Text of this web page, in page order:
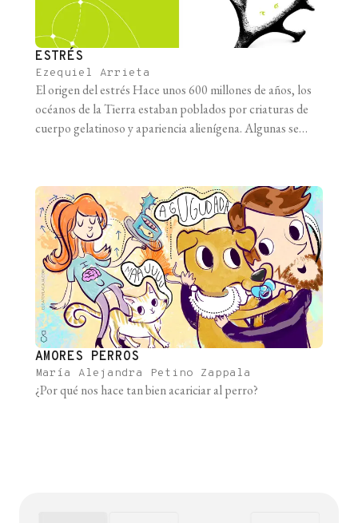
ESTRÉS
Ezequiel Arrieta
El origen del estrés Hace unos 600 millones de años, los
océanos de la Tierra estaban poblados por criaturas de
cuerpo gelatinoso y apariencia alienígena. Algunas se
marino pastando algas y microbios. Otras tenían forma
de tubo y [...]
AMORES PERROS
​María Alejandra Petino Zappala
¿Por qué nos hace tan bien acariciar al perro?